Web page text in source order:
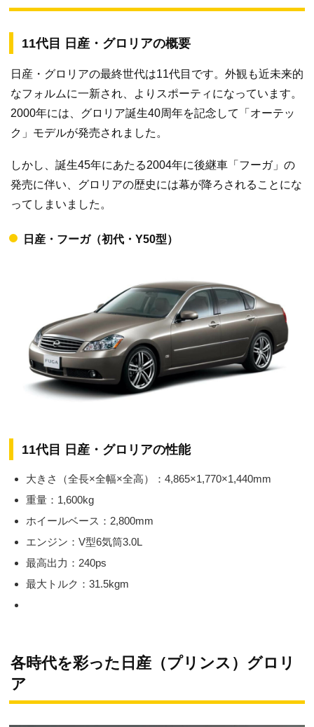
11代目 日産・グロリアの概要
日産・グロリアの最終世代は11代目です。外観も近未来的
なフォルムに一新され、よりスポーティになっています。
2000年には、グロリア誕生40周年を記念して「オーテッ
ク」モデルが発売されました。
しかし、誕生45年にあたる2004年に後継車「フーガ」の
発売に伴い、グロリアの歴史には幕が降ろされることにな
ってしまいました。
日産・フーガ（初代・Y50型）
11代目 日産・グロリアの性能
大きさ（全長×全幅×全高）：4,865×1,770×1,440mm
重量：1,600kg
ホイールベース：2,800mm
エンジン：V型6気筒3.0L
最高出力：240ps
最大トルク：31.5kgm
各時代を彩った日産（プリンス）グロリ
ア